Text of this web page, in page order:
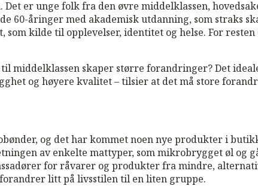
er unge folk fra den øvre middelklassen,
60-åringer med akademisk utdanning, som straks
kilde til opplevelser, identitet og helse. For
skaper større forandringer? Det
og høyere kvalitet – tilsier at det må store
og det har kommet noen nye produkter i
av enkelte mattyper, som mikrobrygget øl og
for råvarer og produkter fra mindre,
litt på livsstilen til en liten gruppe.